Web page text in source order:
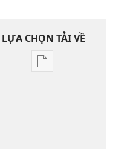
LỰA CHỌN TẢI VỀ
Tùy